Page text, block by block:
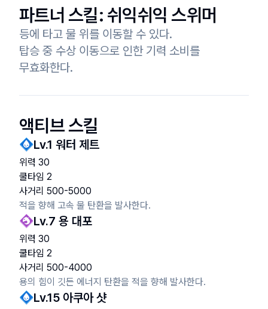
파트너 스킬:쉬익쉬익 스위머
등에 타고 물 위를 이동할 수 있다.
탑승 중 수상 이동으로 인한 기력 소비를
무효화한다.
액티브 스킬
Lv.1 워터 제트
위력 30
쿨타임 2
사거리 500-5000
적을 향해 고속 물 탄환을 발사한다.
Lv.7 용 대포
위력 30
쿨타임 2
사거리 500-4000
용의 힘이 깃든 에너지 탄환을 적을 향해 발사한다.
Lv.15 아쿠아 샷